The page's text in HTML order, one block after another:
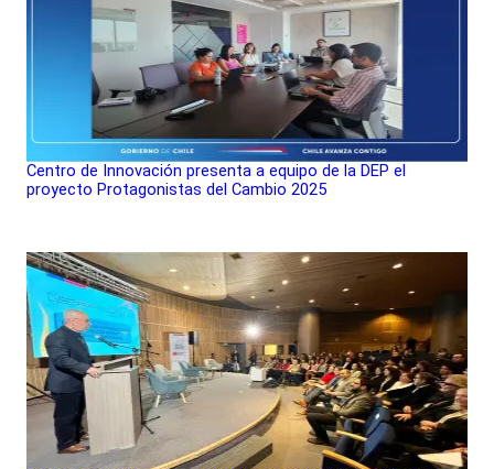
Centro de Innovación presenta a equipo de la DEP el
proyecto Protagonistas del Cambio 2025